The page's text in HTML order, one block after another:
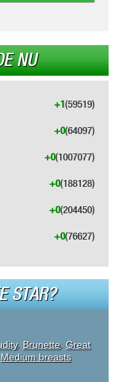
NU
(59519)
+1
(64097)
+0
(1007077)
+0
(188128)
+0
(204450)
+0
(76627)
+0
STAR?
, Brunette, Great
Medium breasts